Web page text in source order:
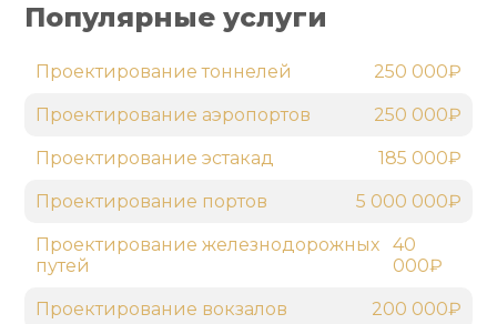
Популярные услуги
Проектирование тоннелей 250 000₽
Проектирование аэропортов 250 000₽
Проектирование эстакад 185 000₽
Проектирование портов 5 000 000₽
Проектирование железнодорожных
путей
40
000₽
Проектирование вокзалов 200 000₽